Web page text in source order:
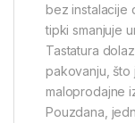
bez instalacije
tipki smanjuje
Tastatura
pakovanju, što
maloprodajne
Pouzdana,